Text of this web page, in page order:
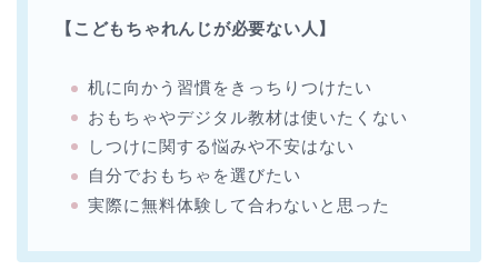
【こどもちゃれんじが必要ない人】
机に向かう習慣をきっちりつけたい
おもちゃやデジタル教材は使いたくない
しつけに関する悩みや不安はない
自分でおもちゃを選びたい
実際に無料体験して合わないと思った